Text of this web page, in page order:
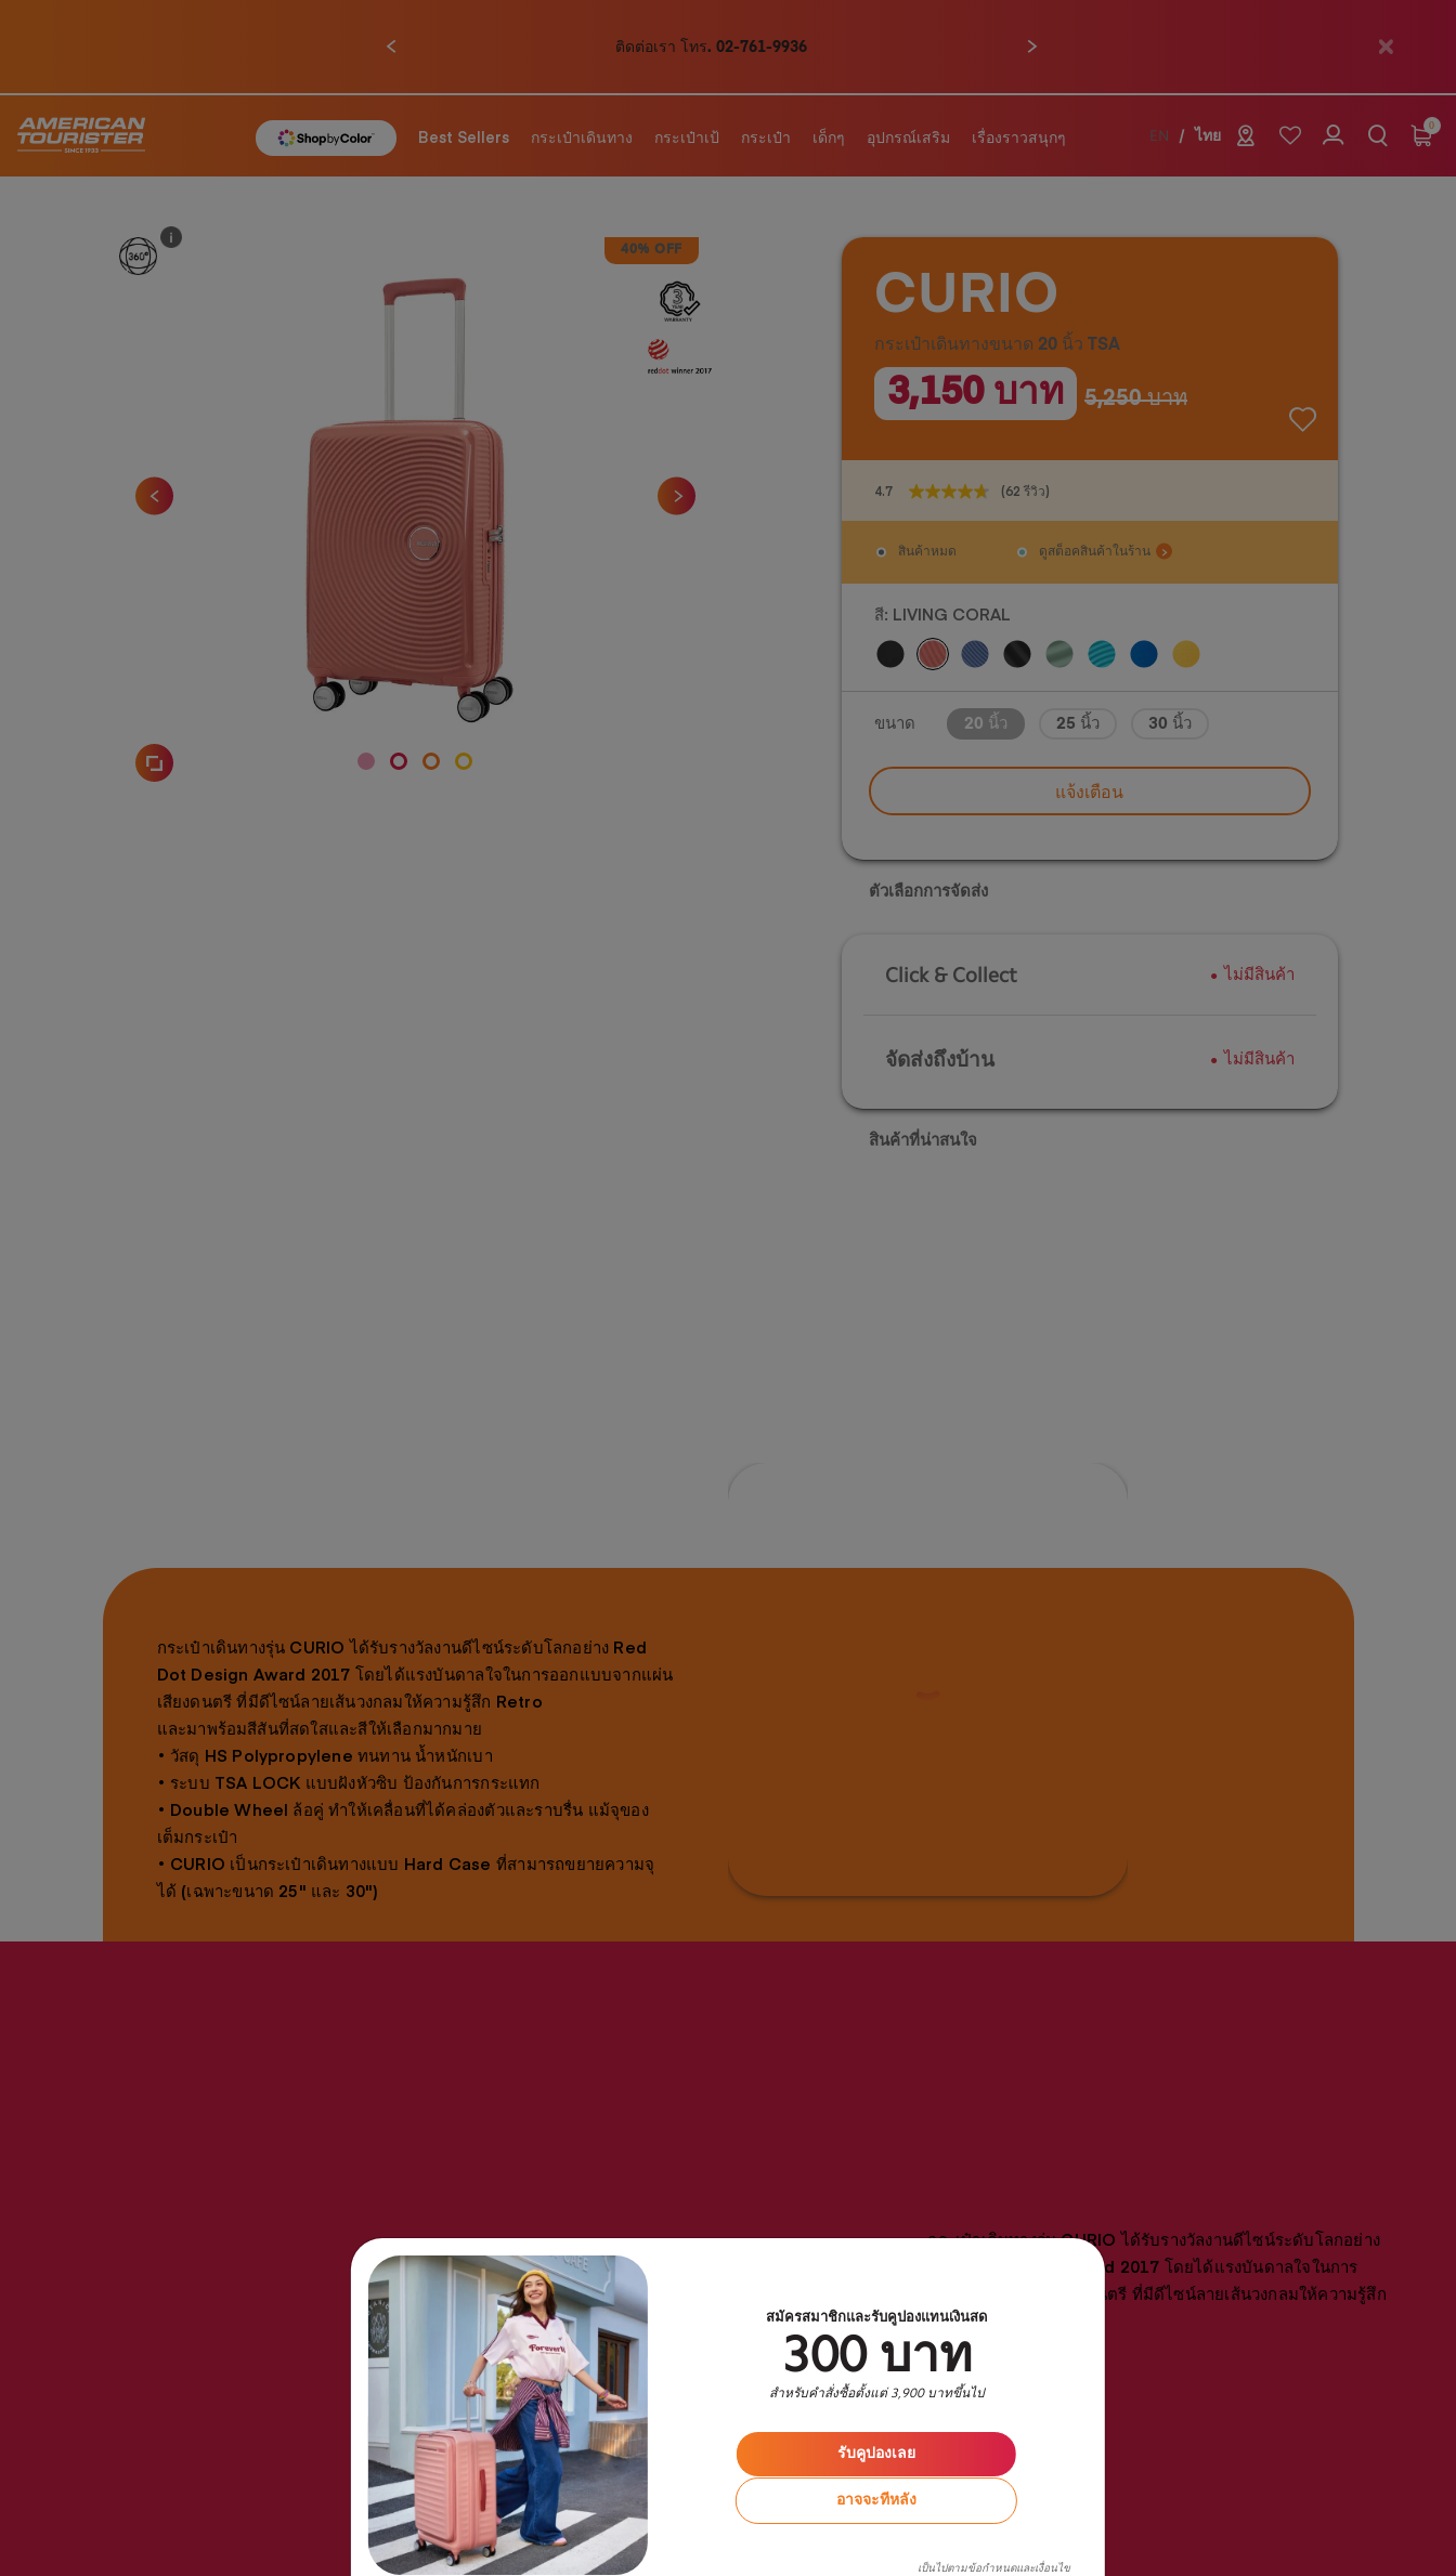
สมัครสมาชิกและรับคูปองแทนเงินสด
300 บาท
สำหรับคำสั่งซื้อตั้งแต่ 3,900 บาทขึ้นไป
อาจจะทีหลัง
รับคูปองเลย
เป็นไปตามข้อกำหนดและเงื่อนไข
ติดต่อเรา โทร. 02-761-9936
EN ไทย
0
Best Sellers กระเป๋าเดินทาง กระเป๋าเป้ กระเป๋า เด็กๆ อุปกรณ์เสริม เรื่องราวสนุกๆ
40% OFF
CURIO
กระเป๋าเดินทางขนาด 20 นิ้ว TSA
3,150 บาท 5,250 บาท
4.7 (62 รีวิว)
4.7
จาก
ดาว
62
บท
สินค้าหมด ดูสต็อคสินค้าในร้าน
สี: LIVING CORAL
ขนาด 20 นิ้ว 25 นิ้ว 30 นิ้ว
แจ้งเตือน
ตัวเลือกการจัดส่ง
Click & Collect ไม่มีสินค้า
จัดส่งถึงบ้าน ไม่มีสินค้า
สินค้าที่น่าสนใจ
กระเป๋าเดินทางรุ่น CURIO ได้รับรางวัลงานดีไซน์ระดับโลกอย่าง Red
Dot Design Award 2017 โดยได้แรงบันดาลใจในการออกแบบจากแผ่น
เสียงดนตรี ที่มีดีไซน์ลายเส้นวงกลมให้ความรู้สึก Retro
และมาพร้อมสีสันที่สดใสและสีให้เลือกมากมาย
• วัสดุ HS Polypropylene ทนทาน น้ำหนักเบา
• ระบบ TSA LOCK แบบฝังหัวซิบ ป้องกันการกระแทก
• Double Wheel ล้อคู่ ทำให้เคลื่อนที่ได้คล่องตัวและราบรื่น แม้จุของ
เต็มกระเป๋า
• CURIO เป็นกระเป๋าเดินทางแบบ Hard Case ที่สามารถขยายความจุ
ได้ (เฉพาะขนาด 25" และ 30")
กระเป๋าเดินทางรุ่น CURIO ได้รับรางวัลงานดีไซน์ระดับโลกอย่าง
Red Dot Design Award 2017 โดยได้แรงบันดาลใจในการ
ออกแบบจากแผ่นเสียงดนตรี ที่มีดีไซน์ลายเส้นวงกลมให้ความรู้สึก